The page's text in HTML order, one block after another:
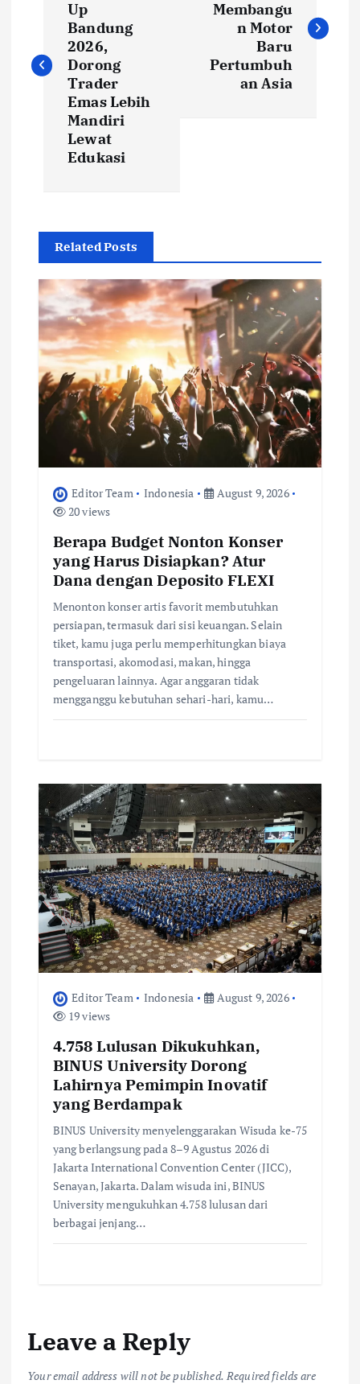
t
g
a
t
o
n
Up
Bandung
2026,
Dorong
Trader
Emas Lebih
Mandiri
Lewat
Edukasi
Membangu
n Motor
Baru
Pertumbuh
an Asia
Related Posts
Editor Team Indonesia
August 9, 2026
20 views
Berapa Budget Nonton Konser
yang Harus Disiapkan? Atur
Dana dengan Deposito FLEXI
Menonton konser artis favorit membutuhkan
persiapan, termasuk dari sisi keuangan. Selain
tiket, kamu juga perlu memperhitungkan biaya
transportasi, akomodasi, makan, hingga
pengeluaran lainnya. Agar anggaran tidak
mengganggu kebutuhan sehari-hari, kamu…
Editor Team Indonesia
August 9, 2026
19 views
4.758 Lulusan Dikukuhkan,
BINUS University Dorong
Lahirnya Pemimpin Inovatif
yang Berdampak
BINUS University menyelenggarakan Wisuda ke-75
yang berlangsung pada 8–9 Agustus 2026 di
Jakarta International Convention Center (JICC),
Senayan, Jakarta. Dalam wisuda ini, BINUS
University mengukuhkan 4.758 lulusan dari
berbagai jenjang…
Leave a Reply
Your email address will not be published. Required fields are